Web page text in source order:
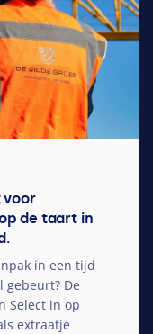
voor
de taart in
in een tijd
De
Select in op
extraatje